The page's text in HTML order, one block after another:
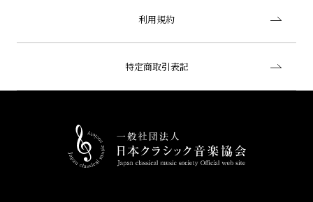
利用規約
特定商取引表記